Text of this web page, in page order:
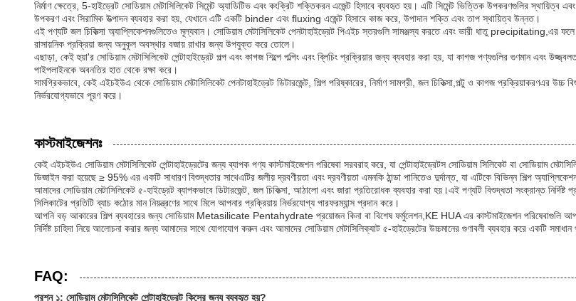
নির্মাণ ক্ষেত্রে, 5-হাইড্রেট সোডিয়াম মেটাসিলিকেট সিমেন্ট অ্যাডিটিভ এবং কংক্রিট শক্তিকরন এজেন্ট হিসাবে ব্যবহৃত হয়। এটি সিমেন্ট ভিত্তিক উপকরণগুলির স্থায়িত্ব
উপকরণ এবং সিরামিক উত্পাদন ব্যবহার করা হয়, যেখানে এটি একটি binder এবং fluxing এজেন্ট হিসাবে কাজ করে, উপাদান শক্তি এবং তাপ স্থায়িত্ব উন্নত।
এই পণ্যটি জল চিকিত্সা অ্যাপ্লিকেশনগুলিতেও মূল্যবান। সোডিয়াম মেটাসিলিকেট পেনটাহাইড্রেট পিএইচ স্তরগুলি সামঞ্জস্য করতে এবং ভারী ধাতু precipitating,এর
রাসায়নিক প্রক্রিয়া জন্য অনুকূল অবস্থার বজায় রাখার জন্য উপযুক্ত করে তোলে।
এছাড়া, কেই হুয়া'র সোডিয়াম মেটাসিলিকেট পেন্টাহাইড্রেট পল্প এবং কাগজ শিল্পে পল্পিং এবং ব্লিচিং প্রক্রিয়ার জন্য ব্যবহার করা হয়, যা কাগজ পণ্যগুলির গুণমান এবং
পাইপলাইনকে অবনতির হাত থেকে রক্ষা করে।
সামগ্রিকভাবে, কেই এইচইউএ থেকে সোডিয়াম মেটাসিলিকেট পেনটাহাইড্রেট ডিটারজেন্ট, শিল্প পরিষ্কারের, নির্মাণ সামগ্রী, জল চিকিত্সা,পল্টু ও কাগজ প্রক্রিয়াকরণএর উচ্চ
নির্ভরযোগ্যভাবে পূরণ করে।
কাস্টমাইজেশনঃ
কেই এইচইউএ সোডিয়াম মেটাসিলিকেট পেন্টাহাইড্রেটের জন্য ব্যাপক পণ্য কাস্টমাইজেশন পরিষেবা সরবরাহ করে, যা পেন্টাহাইড্রেটস সোডিয়াম সিলিকেট বা সোডিয়াম
ডিজাইন করা হয়েছে ≥ 95% এর একটি সাধারণ বিশুদ্ধতার সাথেএটির জলীয় দ্রবণীয়তা এবং দ্রবণীয়তা এমনকি ঠান্ডা পানিতেও দুর্দান্ত, যা এটিকে বিভিন্ন শিল্প
আমাদের সোডিয়াম মেটাসিলিকেট ৫-হাইড্রেট ব্যাপকভাবে ডিটারজেন্ট, জল চিকিত্সা, আঠালো এবং জারা প্রতিরোধক ব্যবহার করা হয়।এই পণ্যটি বিশুদ্ধতা সংক্রান্ত
সিলিকাটের প্রতিটি ব্যাচ কঠোর মান নিয়ন্ত্রণের সাথে মিলে আপনার প্রক্রিয়ায় নির্ভরযোগ্য পারফরম্যান্স প্রদান করে।
আপনি বড় আকারের শিল্প ব্যবহারের জন্য সোডিয়াম Metasilicate Pentahydrate প্রয়োজন কিনা বা বিশেষ ফর্মুলেশন,KE HUA এর কাস্টমাইজেশন পরিষেবাগুলি
নির্দিষ্ট চাহিদা নিয়ে আলোচনা করার জন্য আমাদের সাথে যোগাযোগ করুন এবং আমাদের সোডিয়াম মেটাসিলিক্যাট ৫-হাইড্রেটের উচ্চমানের গুণাবলী ব্যবহার করে একটি সমাধান
FAQ:
প্রশ্ন ১: সোডিয়াম মেটাসিলিকেট পেন্টাহাইড্রেট কিসের জন্য ব্যবহৃত হয়?